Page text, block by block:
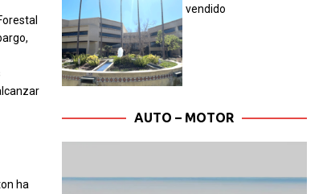
ha
AUTO – MOTOR